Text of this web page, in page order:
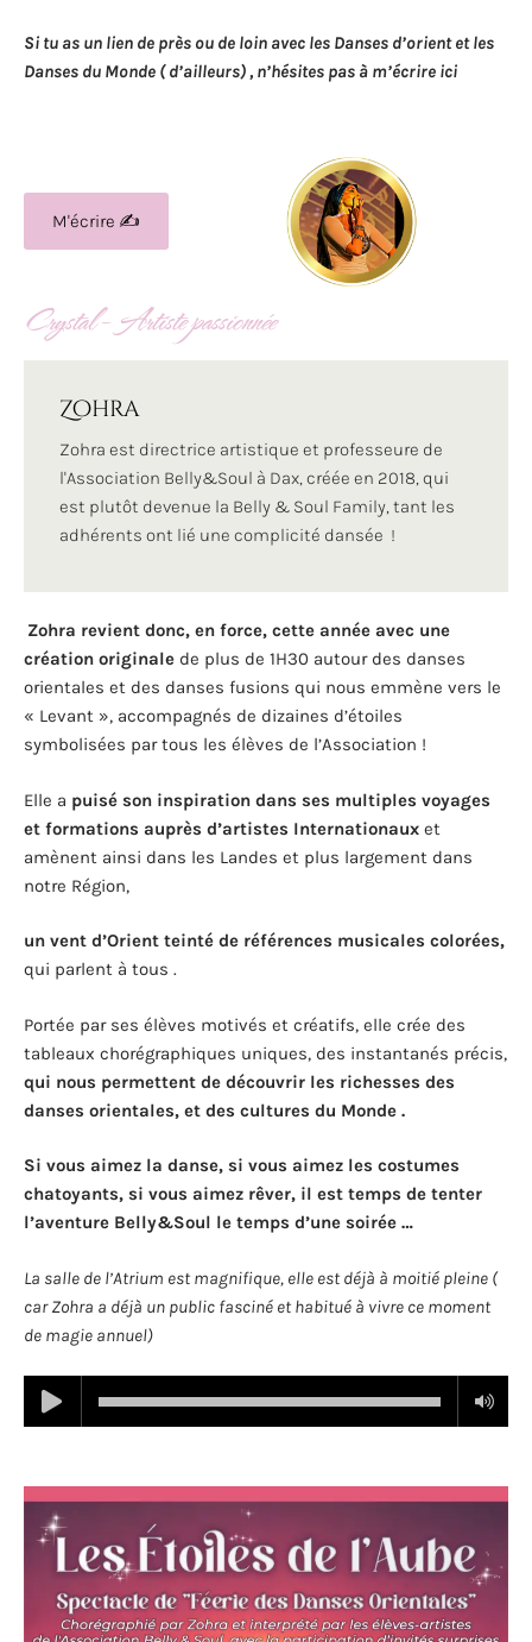
Si tu as un lien de près ou de loin avec les Danses d’orient et les
Danses du Monde ( d’ailleurs) , n’hésites pas à m’écrire ici
M'écrire ✍️
Crystal – Artiste passionnée
Zohra
Zohra est directrice artistique et professeure de
l'Association Belly&Soul à Dax, créée en 2018, qui
est plutôt devenue la Belly & Soul Family, tant les
adhérents ont lié une complicité dansée !
Zohra revient donc, en force, cette année avec une
création originale de plus de 1H30 autour des danses
orientales et des danses fusions qui nous emmène vers le
« Levant », accompagnés de dizaines d’étoiles
symbolisées par tous les élèves de l’Association !
Elle a puisé son inspiration dans ses multiples voyages
et formations auprès d’artistes Internationaux et
amènent ainsi dans les Landes et plus largement dans
notre Région,
un vent d’Orient teinté de références musicales colorées,
qui parlent à tous .
Portée par ses élèves motivés et créatifs, elle crée des
tableaux chorégraphiques uniques, des instantanés précis,
qui nous permettent de découvrir les richesses des
danses orientales, et des cultures du Monde .
Si vous aimez la danse, si vous aimez les costumes
chatoyants, si vous aimez rêver, il est temps de tenter
l’aventure Belly&Soul le temps d’une soirée …
La salle de l’Atrium est magnifique, elle est déjà à moitié pleine (
car Zohra a déjà un public fasciné et habitué à vivre ce moment
de magie annuel)